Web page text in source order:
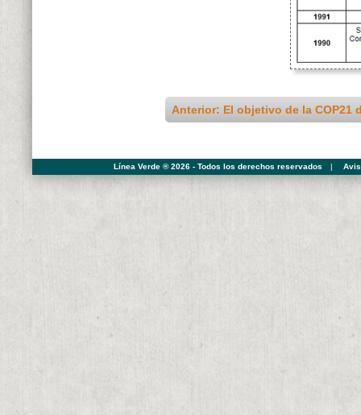
Anterior: El objetivo de la COP21
Línea Verde ® 2026 - Todos los derechos reservados |